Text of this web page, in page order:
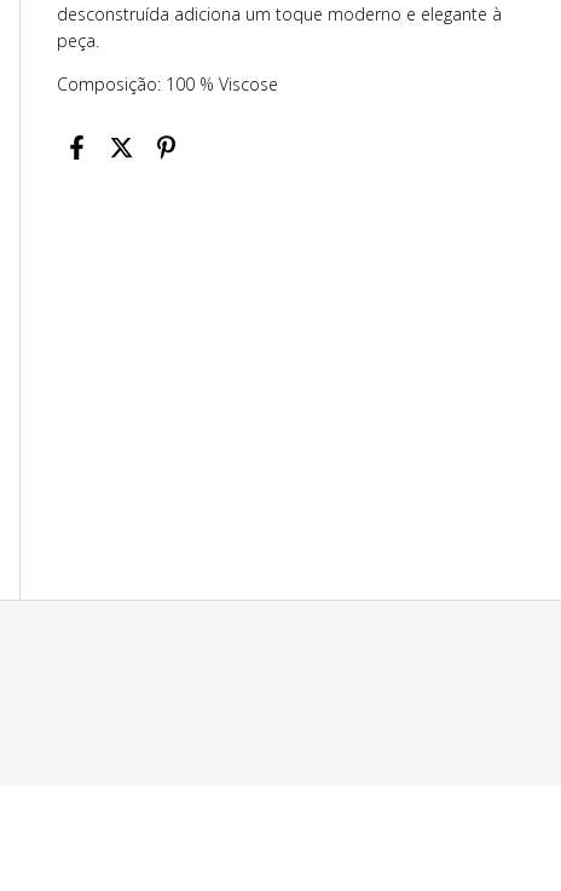
desconstruída adiciona um toque moderno e elegante à
peça.
Composição: 100 % Viscose